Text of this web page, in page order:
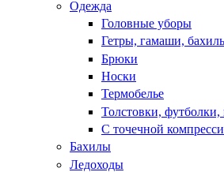
Одежда
Головные уборы
Гетры, гамаши,
Брюки
Носки
Термобелье
Толстовки, футболки,
С точечной
Бахилы
Ледоходы